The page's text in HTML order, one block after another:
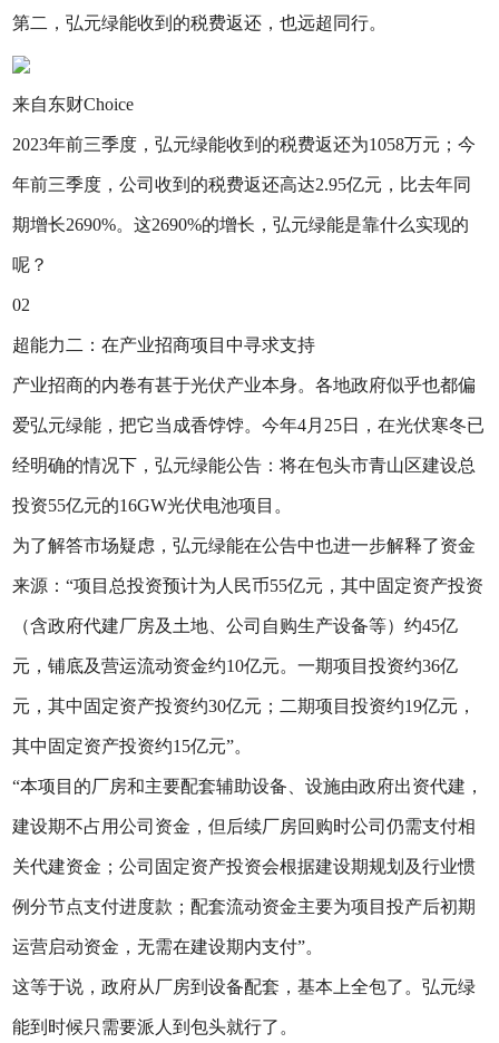
第二，弘元绿能收到的税费返还，也远超同行。
来自东财Choice
2023年前三季度，弘元绿能收到的税费返还为1058万元；今
年前三季度，公司收到的税费返还高达2.95亿元，比去年同
期增长2690%。这2690%的增长，弘元绿能是靠什么实现的
呢？
02
超能力二：在产业招商项目中寻求支持
产业招商的内卷有甚于光伏产业本身。各地政府似乎也都偏
爱弘元绿能，把它当成香饽饽。今年4月25日，在光伏寒冬已
经明确的情况下，弘元绿能公告：将在包头市青山区建设总
投资55亿元的16GW光伏电池项目。
为了解答市场疑虑，弘元绿能在公告中也进一步解释了资金
来源：“项目总投资预计为人民币55亿元，其中固定资产投资
（含政府代建厂房及土地、公司自购生产设备等）约45亿
元，铺底及营运流动资金约10亿元。一期项目投资约36亿
元，其中固定资产投资约30亿元；二期项目投资约19亿元，
其中固定资产投资约15亿元”。
“本项目的厂房和主要配套辅助设备、设施由政府出资代建，
建设期不占用公司资金，但后续厂房回购时公司仍需支付相
关代建资金；公司固定资产投资会根据建设期规划及行业惯
例分节点支付进度款；配套流动资金主要为项目投产后初期
运营启动资金，无需在建设期内支付”。
这等于说，政府从厂房到设备配套，基本上全包了。弘元绿
能到时候只需要派人到包头就行了。